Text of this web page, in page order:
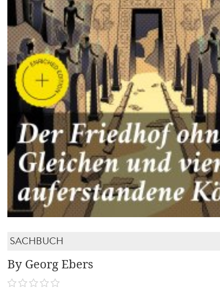
SACHBUCH
By Georg Ebers